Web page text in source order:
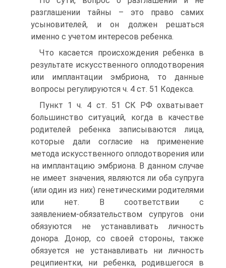
разглашении тайны – это право самих
усыновителей, и он должен решаться
именно с учетом интересов ребенка.
Что касается происхождения ребенка в
результате искусственного оплодотворения
или имплантации эмбриона, то данные
вопросы регулируются ч. 4 ст. 51 Кодекса.
Пункт 1 ч. 4 ст. 51 СК РФ охватывает
большинство ситуаций, когда в качестве
родителей ребенка записываются лица,
которые дали согласие на применение
метода искусственного оплодотворения или
на имплантацию эмбриона. В данном случае
не имеет значения, являются ли оба супруга
(или один из них) генетическими родителями
или нет. В соответствии с
заявлением‑обязательством супругов они
обязуются не устанавливать личность
донора. Донор, со своей стороны, также
обязуется не устанавливать ни личность
реципиентки, ни ребенка, родившегося в